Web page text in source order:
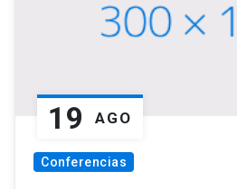
19 AGO
Conferencias